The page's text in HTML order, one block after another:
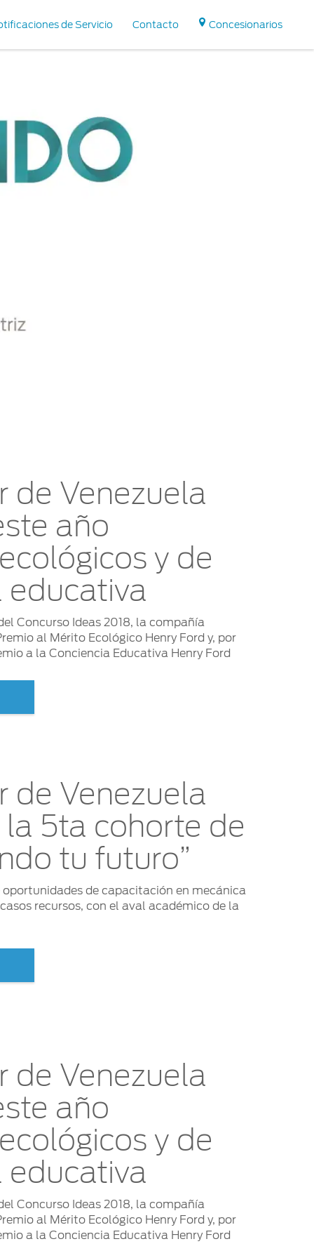
de Servicio Contacto Concesionarios
de Venezuela
año
y de
educativa
Concurso Ideas 2018, la compañía
al Mérito Ecológico Henry Ford y, por
a la Conciencia Educativa Henry Ford
de Venezuela
la 5ta cohorte de
tu futuro”
oportunidades de capacitación en mecánica
recursos, con el aval académico de la
de Venezuela
año
y de
educativa
Concurso Ideas 2018, la compañía
al Mérito Ecológico Henry Ford y, por
a la Conciencia Educativa Henry Ford